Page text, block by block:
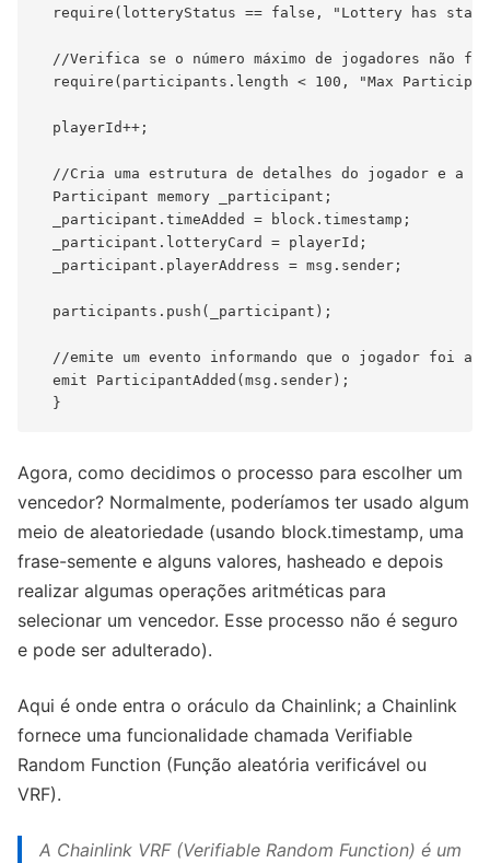
require(lotteryStatus == false, "Lottery has
//Verifica se o número máximo de jogadores não
require(participants.length < 100, "Max
  playerId++;
//Cria uma estrutura de detalhes do jogador e a
  Participant memory _participant;
  _participant.timeAdded = block.timestamp;
  _participant.lotteryCard = playerId;
  _participant.playerAddress = msg.sender;
  participants.push(_participant);
//emite um evento informando que o jogador foi
  emit ParticipantAdded(msg.sender);
Agora, como decidimos o processo para escolher um
vencedor? Normalmente, poderíamos ter usado algum
meio de aleatoriedade (usando block.timestamp, uma
frase-semente e alguns valores, hasheado e depois
realizar algumas operações aritméticas para
selecionar um vencedor. Esse processo não é seguro
e pode ser adulterado).
Aqui é onde entra o oráculo da Chainlink; a Chainlink
fornece uma funcionalidade chamada Verifiable
Random Function (Função aleatória verificável ou
VRF).
A Chainlink VRF (Verifiable Random Function) é um